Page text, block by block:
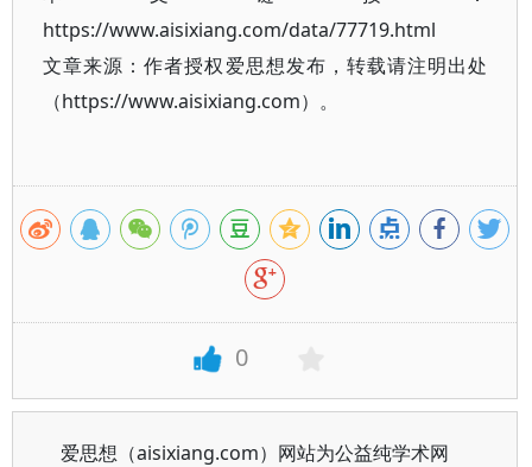
https://www.aisixiang.com/data/77719.html
文章来源：作者授权爱思想发布，转载请注明出处
（https://www.aisixiang.com）。
0
爱思想（aisixiang.com）网站为公益纯学术网